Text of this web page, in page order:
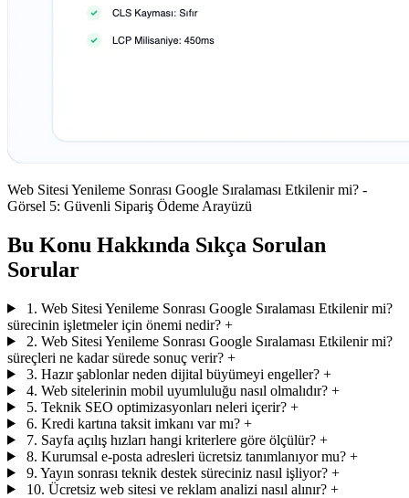
Web Sitesi Yenileme Sonrası Google Sıralaması Etkilenir mi? -
Görsel 5: Güvenli Sipariş Ödeme Arayüzü
Bu Konu Hakkında Sıkça Sorulan
Sorular
1. Web Sitesi Yenileme Sonrası Google Sıralaması Etkilenir mi?
sürecinin işletmeler için önemi nedir? +
2. Web Sitesi Yenileme Sonrası Google Sıralaması Etkilenir mi?
süreçleri ne kadar sürede sonuç verir? +
3. Hazır şablonlar neden dijital büyümeyi engeller? +
4. Web sitelerinin mobil uyumluluğu nasıl olmalıdır? +
5. Teknik SEO optimizasyonları neleri içerir? +
6. Kredi kartına taksit imkanı var mı? +
7. Sayfa açılış hızları hangi kriterlere göre ölçülür? +
8. Kurumsal e-posta adresleri ücretsiz tanımlanıyor mu? +
9. Yayın sonrası teknik destek süreciniz nasıl işliyor? +
10. Ücretsiz web sitesi ve reklam analizi nasıl alınır? +